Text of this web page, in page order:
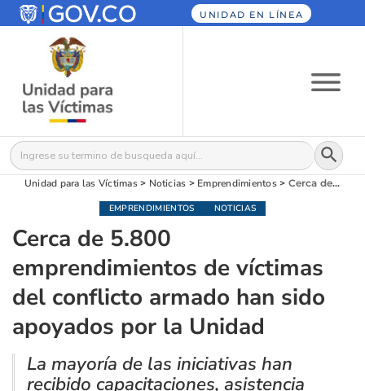
UNIDAD EN LÍNEA
Buscar: Botón
Unidad para las Víctimas> Noticias > Emprendimientos> Cerca de 5.800 emprendimientos de víctimas del conflicto armado han sido apoyados por la Unidad
EMPRENDIMIENTOS NOTICIAS
Cerca de 5.800
emprendimientos de víctimas
del conflicto armado han sido
apoyados por la Unidad
La mayoría de las iniciativas han
recibido capacitaciones, asistencia